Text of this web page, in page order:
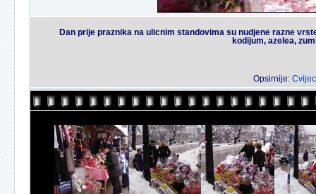
Dan prije praznika na ulicnim standovima su nudjene razne
kodijum, azelea,
Opsirnije: